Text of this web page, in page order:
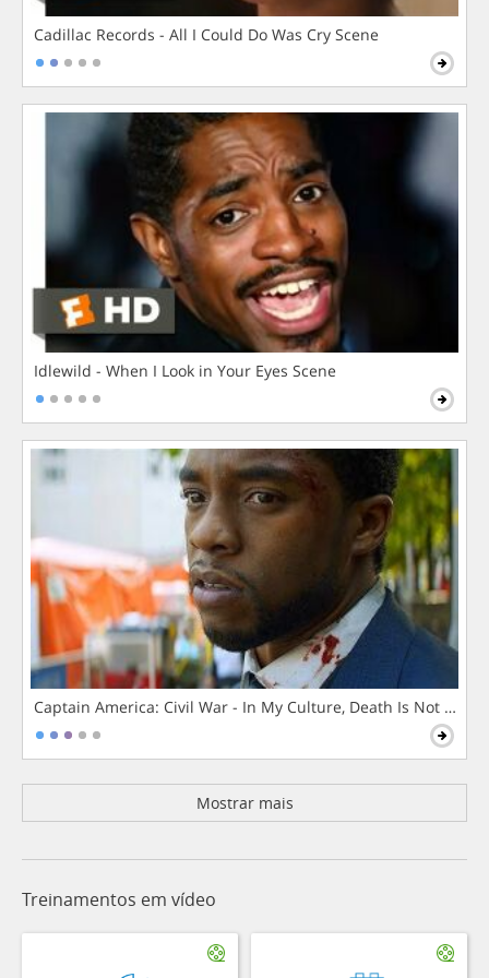
Cadillac Records - All I Could Do Was Cry Scene
Idlewild - When I Look in Your Eyes Scene
Captain America: Civil War - In My Culture, Death Is Not The
Mostrar mais
Treinamentos em vídeo